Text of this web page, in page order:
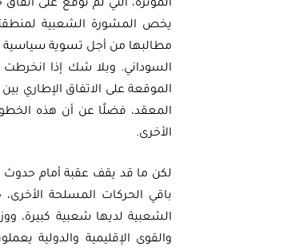
يخص المشورة الشعبية
مطالبها من أجل تسوية سياسية
السوداني. وبلا شك إذا انخرطت
الموقعة على الاتفاق الإطاري
المعقد، فضلًا عن أن هذه
الأخرى.
لكن ما قد يقف عقبة أمام حدوث
باقي الحركات المسلحة
الشعبية لديها شعبية كبيرة،
والقوى الإقليمية والدولية